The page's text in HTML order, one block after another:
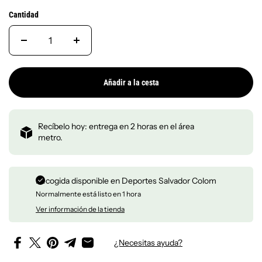
Cantidad
Añadir a la cesta
Recíbelo hoy: entrega en 2 horas en el área
metro.
Recogida disponible en Deportes Salvador Colom
Normalmente está listo en 1 hora
Ver información de la tienda
¿Necesitas ayuda?